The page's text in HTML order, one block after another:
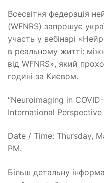
Всесвітня федерація
(WFNRS) запрошує
участь у вебінарі
в реальному житті:
від WFNRS», який
годині за Києвом.
“Neuroimaging in
International Perspective
Date / Time: Thursday,
PM.
Більш детальну